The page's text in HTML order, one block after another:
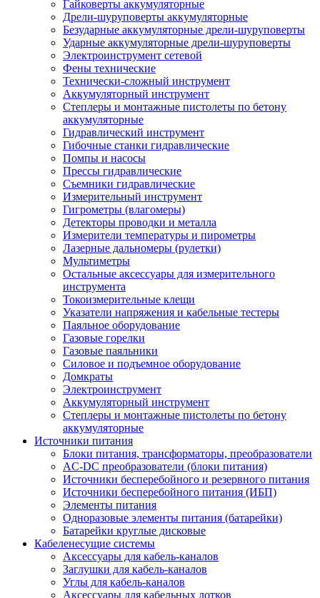
Гайковерты аккумуляторные
Дрели-шуруповерты аккумуляторные
Безударные аккумуляторные дрели-шуруповерты
Ударные аккумуляторные дрели-шуруповерты
Электроинструмент сетевой
Фены технические
Технически-сложный инструмент
Аккумуляторный инструмент
Степлеры и монтажные пистолеты по бетону
аккумуляторные
Гидравлический инструмент
Гибочные станки гидравлические
Помпы и насосы
Прессы гидравлические
Съемники гидравлические
Измерительный инструмент
Гигрометры (влагомеры)
Детекторы проводки и металла
Измерители температуры и пирометры
Лазерные дальномеры (рулетки)
Мультиметры
Остальные аксессуары для измерительного
инструмента
Токоизмерительные клещи
Указатели напряжения и кабельные тестеры
Паяльное оборудование
Газовые горелки
Газовые паяльники
Силовое и подъемное оборудование
Домкраты
Электроинструмент
Аккумуляторный инструмент
Степлеры и монтажные пистолеты по бетону
аккумуляторные
Источники питания
Блоки питания, трансформаторы, преобразователи
AC-DC преобразователи (блоки питания)
Источники бесперебойного и резервного питания
Источники бесперебойного питания (ИБП)
Элементы питания
Одноразовые элементы питания (батарейки)
Батарейки круглые дисковые
Кабеленесущие системы
Аксессуары для кабель-каналов
Заглушки для кабель-каналов
Углы для кабель-каналов
Аксессуары для кабельных лотков